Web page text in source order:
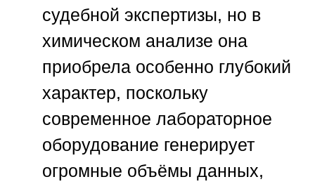
судебной экспертизы, но в
химическом анализе она
приобрела особенно глубокий
характер, поскольку
современное лабораторное
оборудование генерирует
огромные объёмы данных,